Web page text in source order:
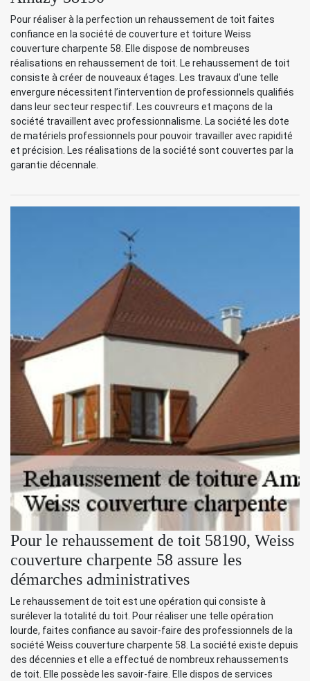
Pour réaliser à la perfection un rehaussement de toit faites
confiance en la société de couverture et toiture Weiss
couverture charpente 58. Elle dispose de nombreuses
réalisations en rehaussement de toit. Le rehaussement de toit
consiste à créer de nouveaux étages. Les travaux d’une telle
envergure nécessitent l’intervention de professionnels qualifiés
dans leur secteur respectif. Les couvreurs et maçons de la
société travaillent avec professionnalisme. La société les dote
de matériels professionnels pour pouvoir travailler avec rapidité
et précision. Les réalisations de la société sont couvertes par la
garantie décennale.
Pour le rehaussement de toit 58190, Weiss
couverture charpente 58 assure les
démarches administratives
Le rehaussement de toit est une opération qui consiste à
surélever la totalité du toit. Pour réaliser une telle opération
lourde, faites confiance au savoir-faire des professionnels de la
société Weiss couverture charpente 58. La société existe depuis
des décennies et elle a effectué de nombreux rehaussements
de toit. Elle possède les savoir-faire. Elle dispos de services